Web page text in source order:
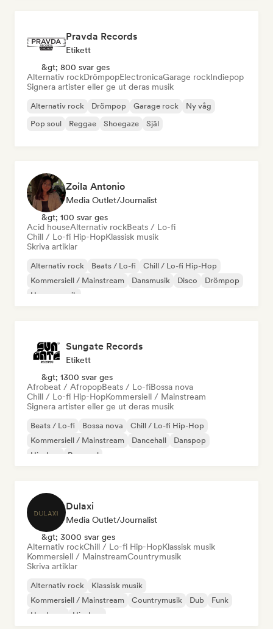
Pravda Records
Etikett
&gt; 800 svar ges
Alternativ rockDrömpopElectronicaGarage rockIndiepop
Signera artister eller ge ut deras musik
Alternativ rock Drömpop Garage rock
Ny våg
Pop soul
Reggae Shoegaze Själ
Zoila Antonio
Media Outlet/Journalist
&gt; 100 svar ges
Acid houseAlternativ rockBeats / Lo-fi
Chill / Lo-fi Hip-HopKlassisk musik
Skriva artiklar
Alternativ rock Beats / Lo-fi
Chill / Lo-fi Hip-Hop
Kommersiell / Mainstream
Dansmusik Disco
Drömpop
House-musik
Sungate Records
Etikett
&gt; 1300 svar ges
Afrobeat / AfropopBeats / Lo-fiBossa nova
Chill / Lo-fi Hip-HopKommersiell / Mainstream
Signera artister eller ge ut deras musik
Beats / Lo-fi Bossa nova
Chill / Lo-fi Hip-Hop
Kommersiell / Mainstream
Dancehall
Danspop
Hip-hop
Pop soul
Dulaxi
Media Outlet/Journalist
&gt; 3000 svar ges
Alternativ rockChill / Lo-fi Hip-HopKlassisk musik
Kommersiell / MainstreamCountrymusik
Skriva artiklar
Alternativ rock
Klassisk musik
Kommersiell / Mainstream
Countrymusik Dub
Funk
Hardcore
Hip-hop